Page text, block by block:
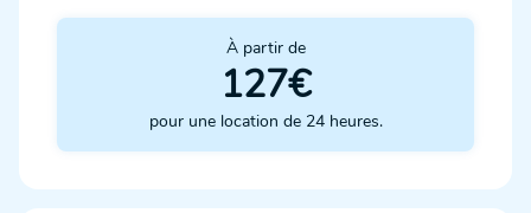
À partir de
127€
pour une location de 24 heures.